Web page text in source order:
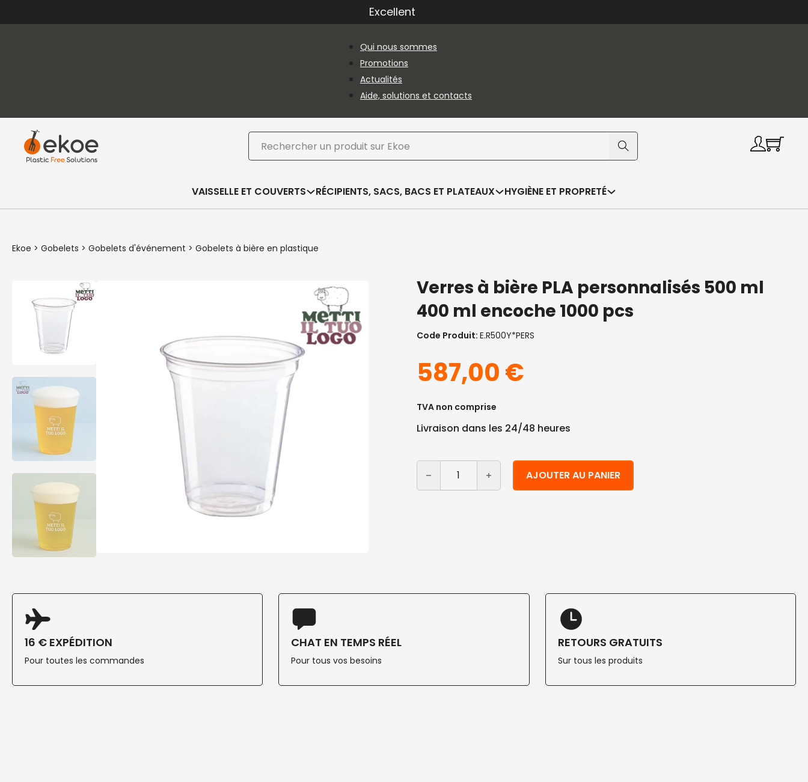
Excellent
Qui nous sommes
Promotions
Actualités
Aide, solutions et contacts
Rechercher
VAISSELLE ET COUVERTS RÉCIPIENTS, SACS, BACS ET PLATEAUX HYGIÈNE ET PROPRETÉ
Ekoe > Gobelets > Gobelets d'événement > Gobelets à bière en plastique
Verres à bière PLA personnalisés 500 ml
400 ml encoche 1000 pcs
Code Produit: E.R500Y*PERS
587,00€
TVA non comprise
Livraison dans les 24/48 heures
quantité de Verres à bière PLA personnalisés 500 ml 400 ml encoche 1000 pcs
AJOUTER AU PANIER
Alternative:
16 € EXPÉDITION
Pour toutes les commandes
CHAT EN TEMPS RÉEL
Pour tous vos besoins
RETOURS GRATUITS
Sur tous les produits